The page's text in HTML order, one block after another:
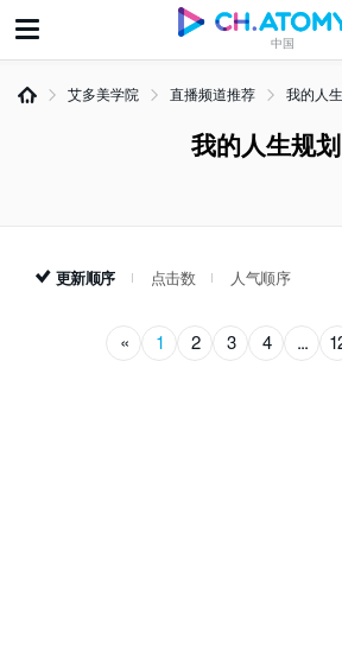
中国
艾多美学院 直播频道推荐 我的人
我的人生规划
更新顺序 点击数 人气顺序
« 1 2 3 4 ...